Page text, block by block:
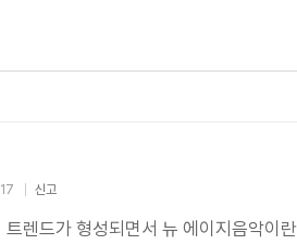
신고
렌드가 형성되면서 뉴 에이지음악이